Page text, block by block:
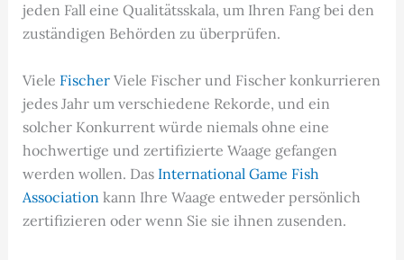
jeden Fall eine Qualitätsskala, um Ihren Fang bei den
zuständigen Behörden zu überprüfen.
Viele FischerViele Fischer und Fischer konkurrieren
jedes Jahr um verschiedene Rekorde, und ein
solcher Konkurrent würde niemals ohne eine
hochwertige und zertifizierte Waage gefangen
werden wollen. Das International Game Fish
Associationkann Ihre Waage entweder persönlich
zertifizieren oder wenn Sie sie ihnen zusenden.